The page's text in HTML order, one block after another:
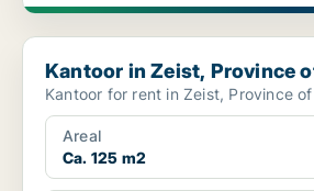
Kantoor in Zeist, Province of Utrecht
Kantoor in Zeist, Province
Kantoor for rent in Zeist, Province
Areal
Ca. 125 m2